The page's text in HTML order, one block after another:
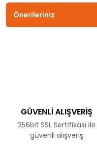
Önerileriniz
GÜVENLİ ALIŞVERİŞ
256bit SSL Sertifikası ile
güvenli alışveriş